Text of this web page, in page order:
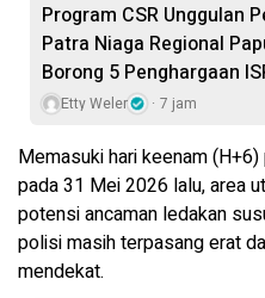
Program CSR Unggulan
Patra Niaga Regional
Borong 5 Penghargaan
Etty Weler 7 jam
Memasuki hari keenam
pada 31 Mei 2026 lalu, area
potensi ancaman ledakan
polisi masih terpasang erat
mendekat.